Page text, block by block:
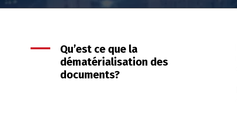
Qu’est ce que la
dématérialisation des
documents?